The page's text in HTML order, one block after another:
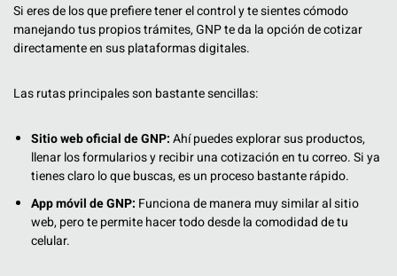
Si eres de los que prefiere tener el control y te sientes cómodo
manejando tus propios trámites, GNP te da la opción de cotizar
directamente en sus plataformas digitales.
Las rutas principales son bastante sencillas:
Sitio web oficial de GNP:Ahí puedes explorar sus productos,
llenar los formularios y recibir una cotización en tu correo. Si ya
tienes claro lo que buscas, es un proceso bastante rápido.
App móvil de GNP: Funciona de manera muy similar al sitio
web, pero te permite hacer todo desde la comodidad de tu
celular.